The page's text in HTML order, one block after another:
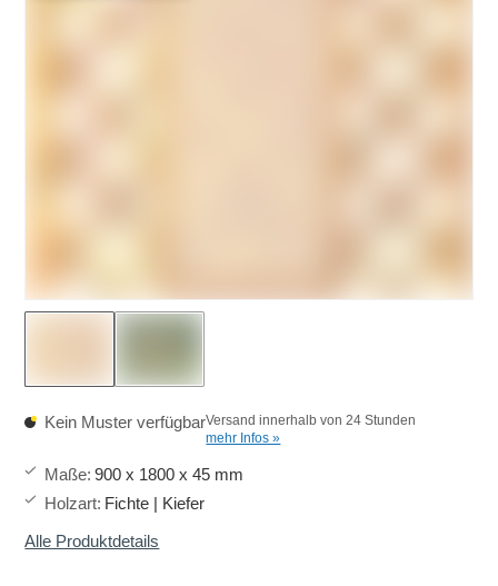
Kein Muster verfügbarVersand innerhalb von 24 Stunden
mehr Infos »
Maße: 900 x 1800 x 45 mm
Holzart: Fichte | Kiefer
Alle Produktdetails